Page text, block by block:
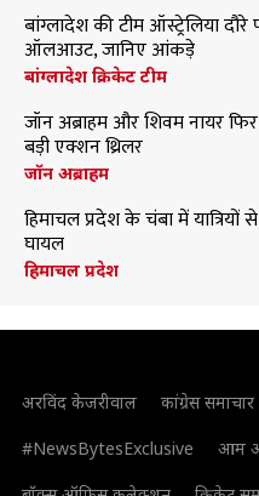
बांग्लादेश की टीम ऑस्ट्रेलिया
ऑलआउट, जानिए आंकड़े
बांग्लादेश क्रिकेट टीम
जॉन अब्राहम और शिवम नायर
बड़ी एक्शन थ्रिलर
जॉन अब्राहम
हिमाचल प्रदेश के चंबा में
घायल
हिमाचल प्रदेश
अरविंद केजरीवाल कांग्रेस समाचार
#NewsBytesExclusive
आम